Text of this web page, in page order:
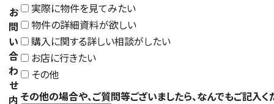
お
問
い
合
わ
せ
内
実際に物件を見てみたい
物件の詳細資料が欲しい
購入に関する詳しい相談がしたい
お店に行きたい
その他
その他の場合や、ご質問等ございましたら、なんでもご記入く